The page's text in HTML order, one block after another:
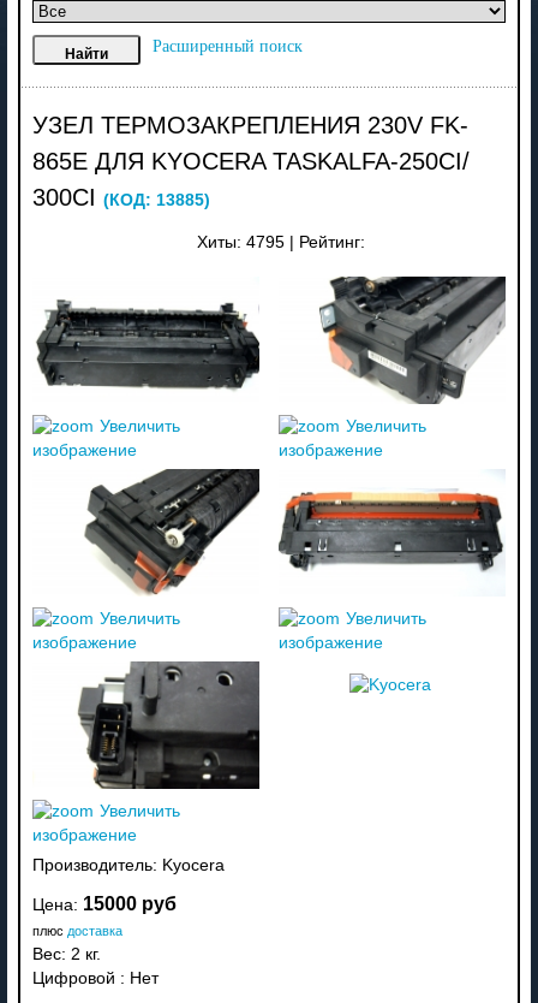
Расширенный поиск
УЗЕЛ ТЕРМОЗАКРЕПЛЕНИЯ 230V FK-
865E ДЛЯ KYOCERA TASKALFA-250CI/
300CI (КОД: 13885)
Хиты: 4795 Рейтинг:
Увеличить
изображение
Увеличить
изображение
Увеличить
изображение
Увеличить
изображение
Увеличить
изображение
Производитель: Kyocera
Цена: 15000 руб
плюс доставка
Вес: 2 кг.
Цифровой : Нет